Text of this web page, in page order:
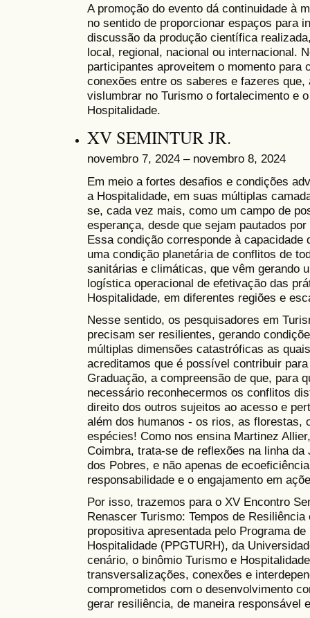
A promoção do evento dá continuidade à
no sentido de proporcionar espaços para
discussão da produção científica
local, regional, nacional ou internacional.
participantes aproveitem o momento
conexões entre os saberes e fazeres
vislumbrar no Turismo o fortalecimento e
Hospitalidade.
XV SEMINTUR JR.
novembro 7, 2024 – novembro 8, 2024
Em meio a fortes desafios e condições
a Hospitalidade, em suas múltiplas
se, cada vez mais, como um campo de
esperança, desde que sejam pautados
Essa condição corresponde à capacidade
uma condição planetária de conflitos de
sanitárias e climáticas, que vêm gerando
logística operacional de efetivação das
Hospitalidade, em diferentes regiões e
Nesse sentido, os pesquisadores em
precisam ser resilientes, gerando
múltiplas dimensões catastróficas as
acreditamos que é possível contribuir
Graduação, a compreensão de que, para
necessário reconhecermos os conflitos
direito dos outros sujeitos ao acesso e
além dos humanos - os rios, as florestas,
espécies! Como nos ensina Martinez
Coimbra, trata-se de reflexões na linha
dos Pobres, e não apenas de
responsabilidade e o engajamento em
Por isso, trazemos para o XV Encontro
Renascer Turismo: Tempos de
propositiva apresentada pelo Programa
Hospitalidade (PPGTURH), da
cenário, o binômio Turismo e
transversalizações, conexões e
comprometidos com o desenvolvimento
gerar resiliência, de maneira responsável